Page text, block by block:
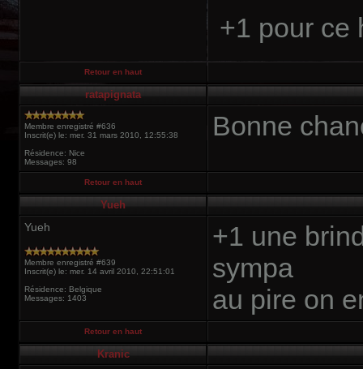
+1 pour ce
Retour en haut
ratapignata
Membre enregistré #636
Inscrit(e) le: mer. 31 mars 2010, 12:55:38
Résidence: Nice
Messages: 98
Bonne
Retour en haut
Yueh
Yueh
Membre enregistré #639
Inscrit(e) le: mer. 14 avril 2010, 22:51:01
Résidence: Belgique
Messages: 1403
+1 une
sympa
au pire on
Retour en haut
Kranic